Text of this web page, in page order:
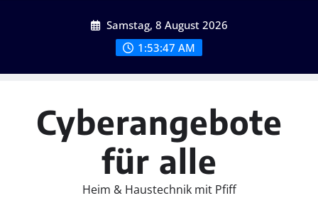
Samstag, 8 August 2026
1:53:49 AM
Cyberangebote
für alle
Heim & Haustechnik mit Pfiff